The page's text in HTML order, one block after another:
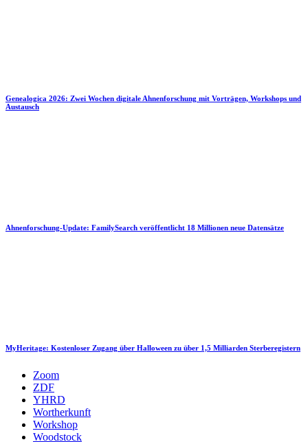
Genealogica 2026: Zwei Wochen digitale Ahnenforschung mit Vorträgen, Workshops und
Austausch
Ahnenforschung-Update: FamilySearch veröffentlicht 18 Millionen neue Datensätze
MyHeritage: Kostenloser Zugang über Halloween zu über 1,5 Milliarden Sterberegistern
Zoom
ZDF
YHRD
Wortherkunft
Workshop
Woodstock